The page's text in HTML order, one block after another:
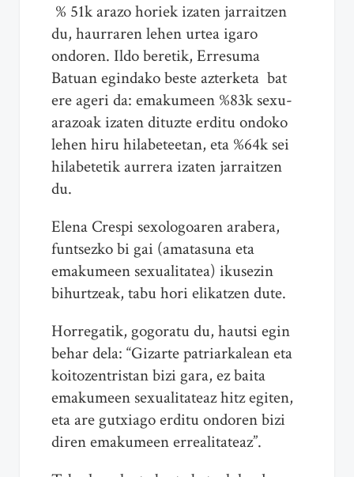
% 51k arazo horiek izaten jarraitzen
du, haurraren lehen urtea igaro
ondoren. Ildo beretik, Erresuma
Batuan egindako beste azterketa bat
ere ageri da: emakumeen %83k sexu-
arazoak izaten dituzte erditu ondoko
lehen hiru hilabeteetan, eta %64k sei
hilabetetik aurrera izaten jarraitzen
du.
Elena Crespi sexologoaren arabera,
funtsezko bi gai (amatasuna eta
emakumeen sexualitatea) ikusezin
bihurtzeak, tabu hori elikatzen dute.
Horregatik, gogoratu du, hautsi egin
behar dela: “Gizarte patriarkalean eta
koitozentristan bizi gara, ez baita
emakumeen sexualitateaz hitz egiten,
eta are gutxiago erditu ondoren bizi
diren emakumeen errealitateaz”.